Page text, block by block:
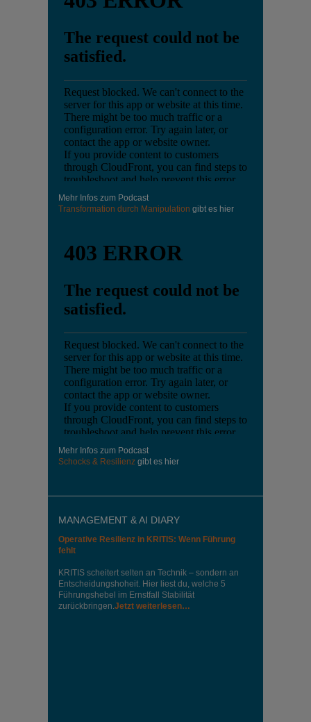
Mehr Infos zum Podcast
Transformation durch Manipulation gibt es hier
Mehr Infos zum Podcast
Schocks & Resilienz gibt es hier
MANAGEMENT & AI DIARY
Operative Resilienz in KRITIS: Wenn Führung
fehlt
KRITIS scheitert selten an Technik – sondern an
Entscheidungshoheit. Hier liest du, welche 5
Führungshebel im Ernstfall Stabilität
zurückbringen.Jetzt weiterlesen…